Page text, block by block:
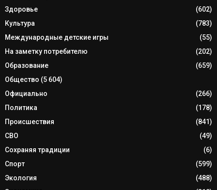
Здоровье
(602)
Культура
(783)
Международные детские игры
(55)
На заметку потребителю
(202)
Образование
(659)
Общество (5 604)
Официально
(266)
Политика
(178)
Происшествия
(841)
СВО
(49)
Сохраняя традиции
(6)
Спорт
(599)
Экология
(488)